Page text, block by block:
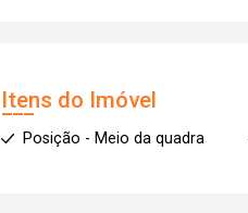
Itens do Imóvel
Posição - Meio da quadra